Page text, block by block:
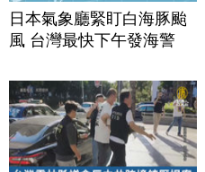
日本氣象廳緊盯白海豚颱
風 台灣最快下午發海警